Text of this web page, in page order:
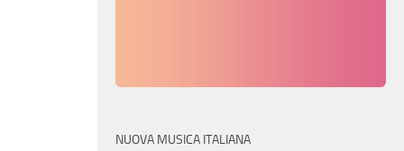
NUOVA MUSICA ITALIANA